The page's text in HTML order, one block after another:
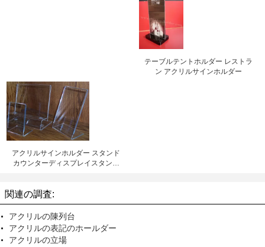
テーブルテントホルダー レストラ
ン アクリルサインホルダー
アクリルサインホルダー スタンド
カウンターディスプレイスタンド
関連の調査:
アクリルの陳列台
アクリルの表記のホールダー
アクリルの立場